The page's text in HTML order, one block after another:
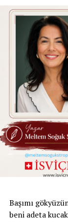
geliyor. Bunu
iyi anlayacaktır.
Nazlı Eray’ın
dayanmıyor.
Uluğtekin’in
Eray, büyülü
isimlerinden
gereken kült bir
gerçekten çok
bir araştırma da
Nazlı Eray
gençliği
“İnsanlar
Başımı
beni adeta